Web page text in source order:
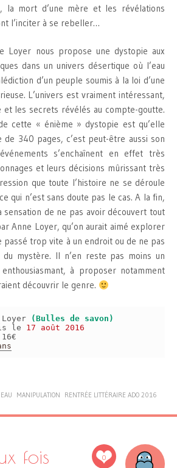
la mort d’une mère et les révélations
l’inciter à se rebeller…
Loyer nous propose une dystopie aux
dans un univers désertique où l’eau
d’un peuple soumis à la loi d’une
L’univers est vraiment intéressant,
et les secrets révélés au compte-goutte.
cette « énième » dystopie est qu’elle
340 pages, c’est peut-être aussi son
s’enchaînent en effet très
et leurs décisions mûrissant très
que toute l’histoire ne se déroule
qui n’est sans doute pas le cas. A la fin,
sensation de ne pas avoir découvert tout
Anne Loyer, qu’on aurait aimé explorer
passé trop vite à un endroit ou de ne pas
mystère. Il n’en reste pas moins un
à proposer notamment
découvrir le genre.
(Bulles de savon)
le 17 août 2016
EAU MANIPULATION RENTRÉE LITTÉRAIRE ADO 2016
0
fois